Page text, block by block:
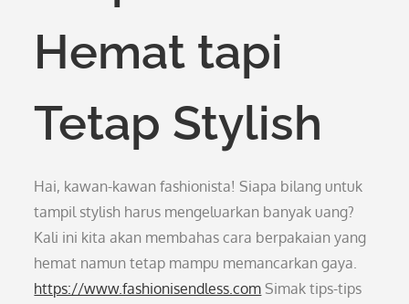
Hemat tapi
Tetap Stylish
Hai, kawan-kawan fashionista! Siapa bilang untuk
tampil stylish harus mengeluarkan banyak uang?
Kali ini kita akan membahas cara berpakaian yang
hemat namun tetap mampu memancarkan gaya.
https://www.fashionisendless.com Simak tips-tips